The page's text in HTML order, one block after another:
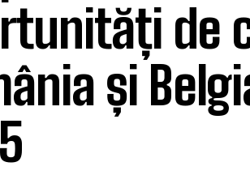
de
și